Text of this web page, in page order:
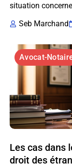
situation
Seb Marchand
Avocat-
Les cas dans
droit des